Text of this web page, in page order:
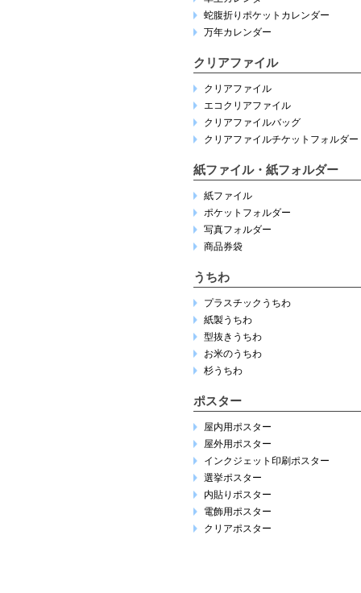
蛇腹折りポケットカレンダー
万年カレンダー
クリアファイル
クリアファイル
エコクリアファイル
クリアファイルバッグ
クリアファイルチケットフォルダー
紙ファイル・紙フォルダー
紙ファイル
ポケットフォルダー
写真フォルダー
商品券袋
うちわ
プラスチックうちわ
紙製うちわ
型抜きうちわ
お米のうちわ
杉うちわ
ポスター
屋内用ポスター
屋外用ポスター
インクジェット印刷ポスター
選挙ポスター
内貼りポスター
電飾用ポスター
クリアポスター